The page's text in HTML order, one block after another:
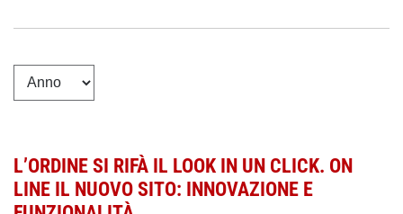
L’ORDINE SI RIFÀ IL LOOK IN UN CLICK. ON
LINE IL NUOVO SITO: INNOVAZIONE E